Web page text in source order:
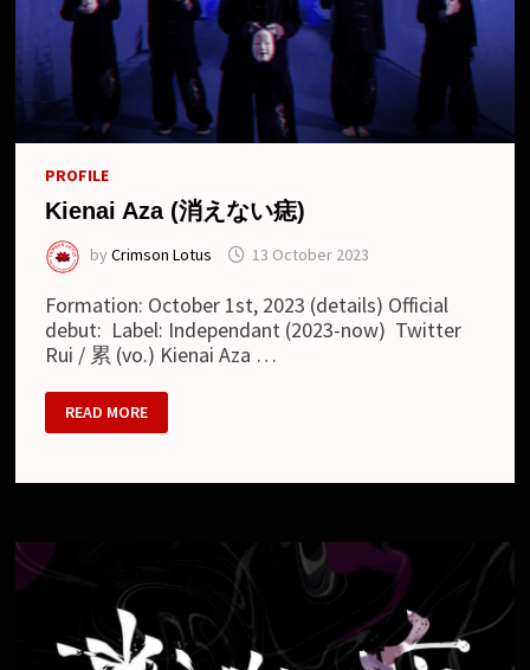
PROFILE
Kienai Aza (消えない痣)
byCrimson Lotus 13 October 2023
Formation: October 1st, 2023 (details) Official
debut: Label: Independant (2023-now) Twitter
Rui / 累 (vo.) Kienai Aza …
KIENAI
AZA
(消
い
READ MORE